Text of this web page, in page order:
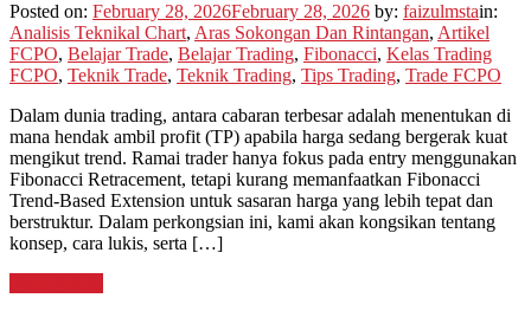
Posted on: February 28, 2026February 28, 2026 by: faizulmstain:
Analisis Teknikal Chart, Aras Sokongan Dan Rintangan, Artikel
FCPO, Belajar Trade, Belajar Trading, Fibonacci, Kelas Trading
FCPO, Teknik Trade, Teknik Trading, Tips Trading, Trade FCPO
Dalam dunia trading, antara cabaran terbesar adalah menentukan di
mana hendak ambil profit (TP) apabila harga sedang bergerak kuat
mengikut trend. Ramai trader hanya fokus pada entry menggunakan
Fibonacci Retracement, tetapi kurang memanfaatkan Fibonacci
Trend-Based Extension untuk sasaran harga yang lebih tepat dan
berstruktur. Dalam perkongsian ini, kami akan kongsikan tentang
konsep, cara lukis, serta […]